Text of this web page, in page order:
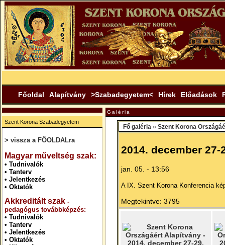
Főoldal Alapítvány >Szabadegyetem< Hírek Előadások
Szent Korona Szabadegyetem
> vissza a FŐOLDALra
Magyar műveltség szak:
• Tudnivalók
• Tanterv
• Jelentkezés
• Oktatók
Akkreditált szak -
pedagógus továbbképzés:
• Tudnivalók
• Tanterv
• Jelentkezés
• Oktatók
Galéria
Fő galéria» Szent Korona
2014. december
jan. 05. - 13:56
A IX. Szent Korona Konferencia
Megtekintve: 3795